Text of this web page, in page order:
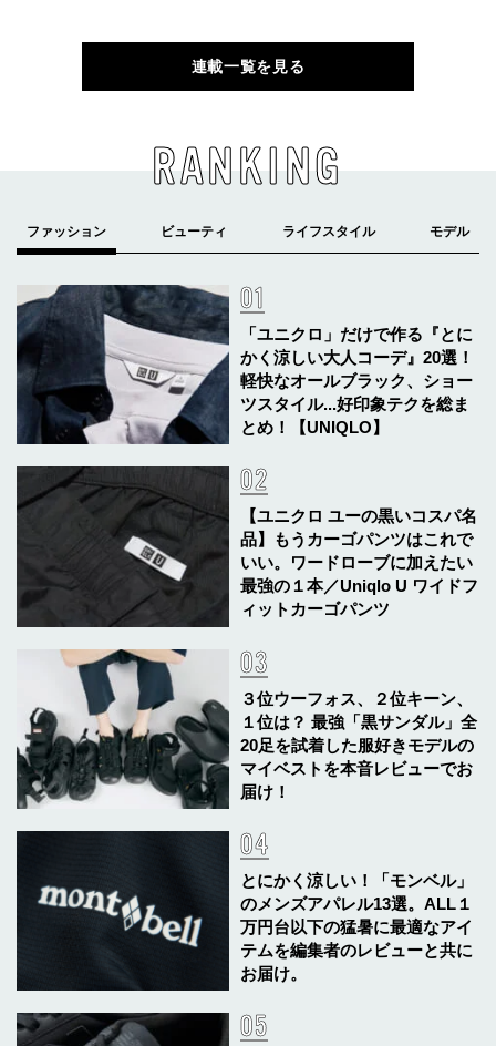
連載一覧を見る
RANKING
「ユニクロ」だけで作る『とに
かく涼しい大人コーデ』20選！
軽快なオールブラック、ショー
ツスタイル...好印象テクを総ま
とめ！【UNIQLO】
【ユニクロ ユーの黒いコスパ名
品】もうカーゴパンツはこれで
いい。ワードローブに加えたい
最強の１本／Uniqlo U ワイドフ
ィットカーゴパンツ
３位ウーフォス、２位キーン、
１位は？ 最強「黒サンダル」全
20足を試着した服好きモデルの
マイベストを本音レビューでお
届け！
とにかく涼しい！「モンベル」
のメンズアパレル13選。ALL１
万円台以下の猛暑に最適なアイ
テムを編集者のレビューと共に
お届け。